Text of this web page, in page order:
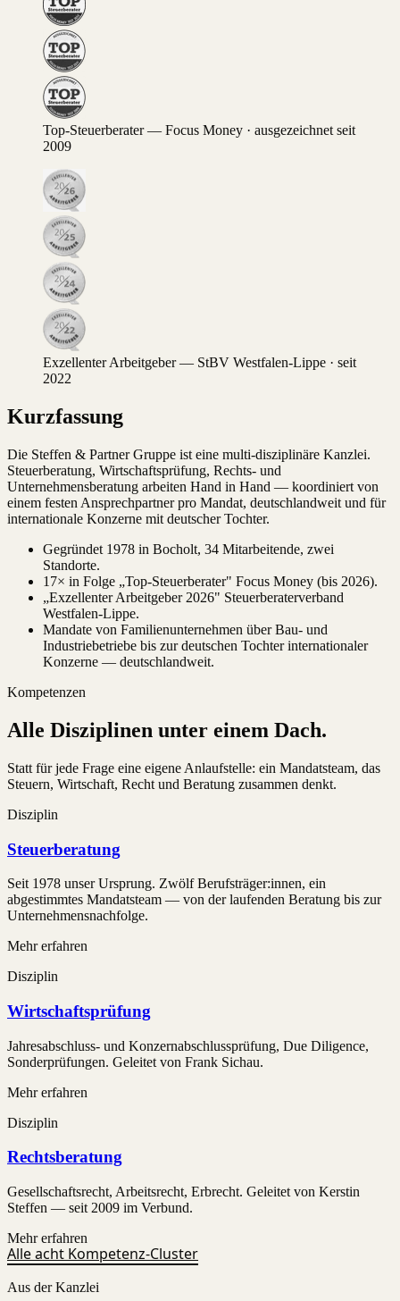
Top-Steuerberater — Focus Money · ausgezeichnet seit
2009
Exzellenter Arbeitgeber — StBV Westfalen-Lippe · seit
2022
Kurzfassung
Die Steffen & Partner Gruppe ist eine multi-disziplinäre Kanzlei.
Steuerberatung, Wirtschaftsprüfung, Rechts- und
Unternehmensberatung arbeiten Hand in Hand — koordiniert von
einem festen Ansprechpartner pro Mandat, deutschlandweit und für
internationale Konzerne mit deutscher Tochter.
Gegründet 1978 in Bocholt, 34 Mitarbeitende, zwei
Standorte.
17× in Folge „Top-Steuerberater" Focus Money (bis 2026).
„Exzellenter Arbeitgeber 2026" Steuerberaterverband
Westfalen-Lippe.
Mandate von Familienunternehmen über Bau- und
Industriebetriebe bis zur deutschen Tochter internationaler
Konzerne — deutschlandweit.
Kompetenzen
Alle Disziplinen unter einem Dach.
Statt für jede Frage eine eigene Anlaufstelle: ein Mandatsteam, das
Steuern, Wirtschaft, Recht und Beratung zusammen denkt.
Disziplin
Steuerberatung
Seit 1978 unser Ursprung. Zwölf Berufsträger:innen, ein
abgestimmtes Mandatsteam — von der laufenden Beratung bis zur
Unternehmensnachfolge.
Mehr erfahren
Disziplin
Wirtschaftsprüfung
Jahresabschluss- und Konzernabschlussprüfung, Due Diligence,
Sonderprüfungen. Geleitet von Frank Sichau.
Mehr erfahren
Disziplin
Rechtsberatung
Gesellschaftsrecht, Arbeitsrecht, Erbrecht. Geleitet von Kerstin
Steffen — seit 2009 im Verbund.
Mehr erfahren
Alle acht Kompetenz-Cluster
Aus der Kanzlei